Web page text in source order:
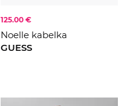
125.00 €
Noelle kabelka
GUESS